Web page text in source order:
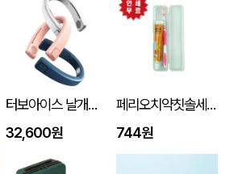
터보아이스 날개없는 넥쿨러 4000mAh
32,600원
페리오치약칫솔세트
744원